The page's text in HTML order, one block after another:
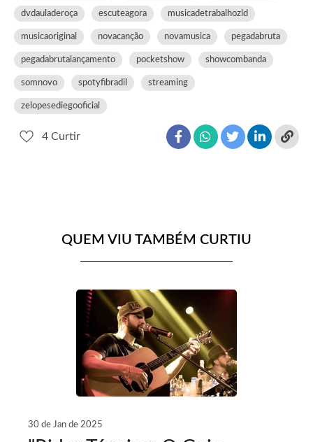
dvdauladeroça escuteagora musicadetrabalhozld
musicaoriginal novacanção novamusica pegadabruta
pegadabrutalançamento pocketshow showcombanda
somnovo spotyfibradil streaming
zelopesediegooficial
4 Curtir
QUEM VIU TAMBÉM CURTIU
30 de Jan de 2025